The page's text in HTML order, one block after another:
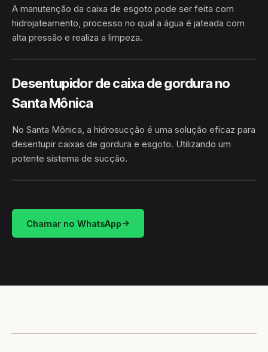
A manutenção da caixa de esgoto pode ser feita com
hidrojateamento, processo no qual a água é jateada com
alta pressão e realiza a limpeza.
HIDROJATEAMENTO
SANTA MÔNICA · FEIRA DE
Desentupidor de caixa de gordura no
Santa Mônica
No Santa Mônica, a hidrosucção é uma solução eficaz para
desentupir caixas de gordura e esgoto. Utilizando um
potente sistema de sucção.
HIDROSUCÇÃO SANTA MÔNICA · FEIRA DE SANTANA/BA
Chamar no WhatsApp